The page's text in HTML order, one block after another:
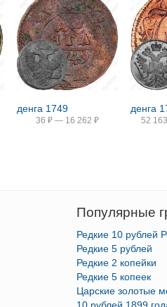
денга 1749
36 ₽ — 16 262 ₽
денга
52 163
Популярные
Редкие 10 рублей
Редкие 5 рублей
Редкие 2 копейки
Редкие 5 копеек
Царские золотые